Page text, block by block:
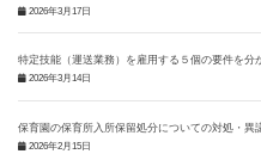
2026年3月17日
特定技能（運送業務）を雇用する５個の要件を分
2026年3月14日
保育園の保育所入所保留処分についての対処・異
2026年2月15日